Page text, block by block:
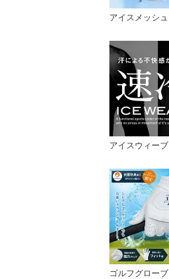
アイスメッシュ
アイスウィーブ
ゴルフグローブ